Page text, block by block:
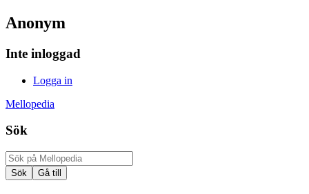
Anonym
Inte inloggad
Logga in
Mellopedia
Sök